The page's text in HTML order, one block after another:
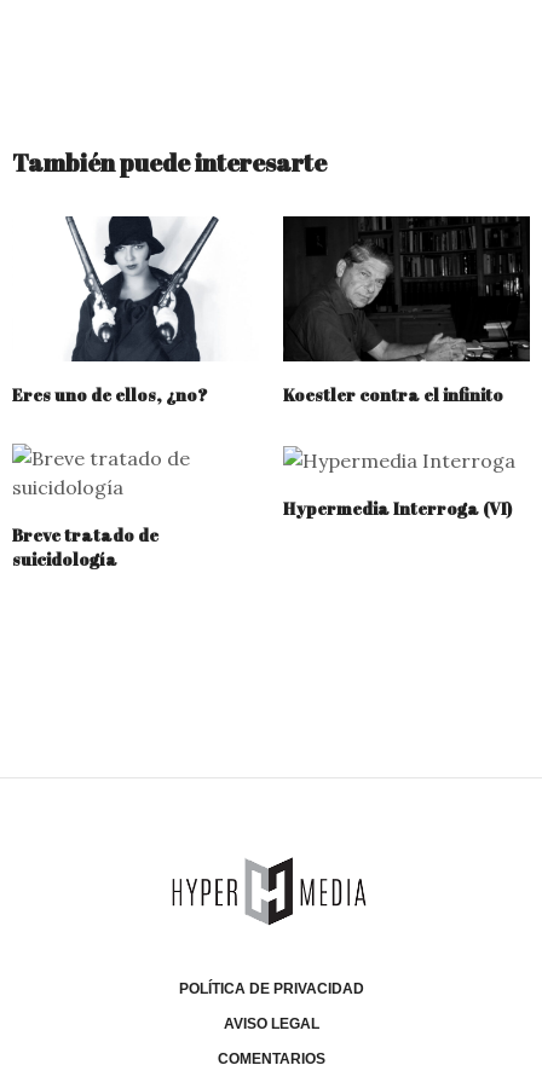
También puede interesarte
Eres uno de ellos, ¿no? Koestler contra el infinito
Breve tratado de
suicidología
Hypermedia Interroga (VI)
POLÍTICA DE PRIVACIDAD
AVISO LEGAL
COMENTARIOS